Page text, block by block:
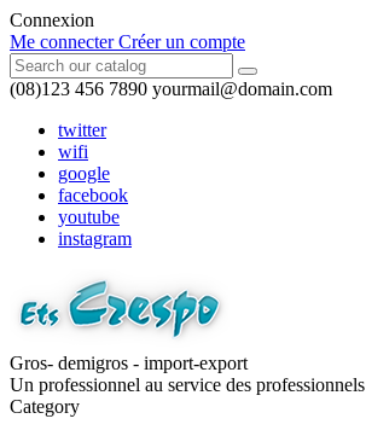
Connexion
Me connecter Créer un compte
(08)123 456 7890 yourmail@domain.com
twitter
wifi
google
facebook
youtube
instagram
Gros- demigros - import-export
Un professionnel au service des professionnels
Category